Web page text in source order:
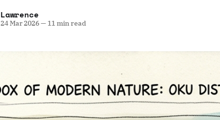
Lawrence
24 Mar 2026—11 min read